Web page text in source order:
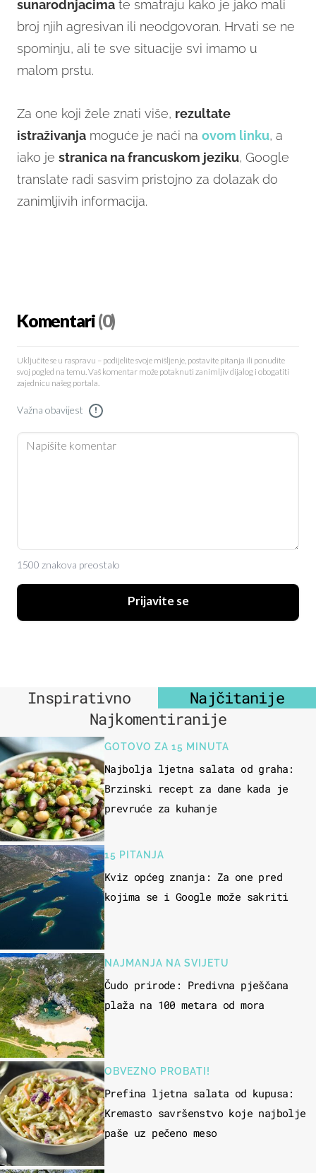
sunarodnjacima te smatraju kako je jako mali
broj njih agresivan ili neodgovoran. Hrvati se ne
spominju, ali te sve situacije svi imamo u
malom prstu.
Za one koji žele znati više, rezultate
istraživanja moguće je naći na ovom linku, a
iako je stranica na francuskom jeziku, Google
translate radi sasvim pristojno za dolazak do
zanimljivih informacija.
Komentari(0)
Uključite se u raspravu – podijelite svoje mišljenje, postavite pitanja ili ponudite
svoj pogled na temu. Vaš komentar može potaknuti zanimljiv dijalog i obogatiti
zajednicu našeg portala.
Važna obavijest !
1500 znakova preostalo
Prijavite se
Inspirativno
Najčitanije
Najkomentiranije
GOTOVO ZA 15 MINUTA
Najbolja ljetna salata od graha:
Brzinski recept za dane kada je
prevruće za kuhanje
15 PITANJA
Kviz općeg znanja: Za one pred
kojima se i Google može sakriti
NAJMANJA NA SVIJETU
Čudo prirode: Predivna pješčana
plaža na 100 metara od mora
OBVEZNO PROBATI!
Prefina ljetna salata od kupusa:
Kremasto savršenstvo koje najbolje
paše uz pečeno meso